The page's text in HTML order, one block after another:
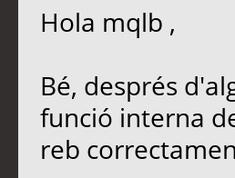
gpg:
gpg:
gpg:
gpg:
gpg: ha
Hola mqlb ,
Bé, després
funció interna
reb